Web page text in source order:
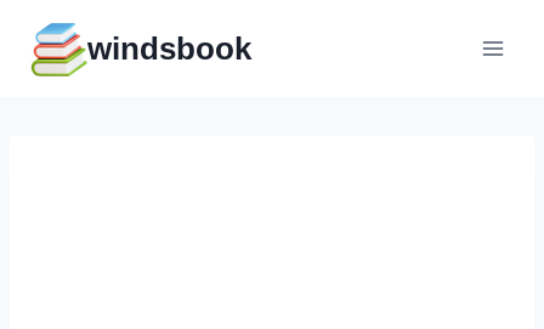
содержимому
windsbook